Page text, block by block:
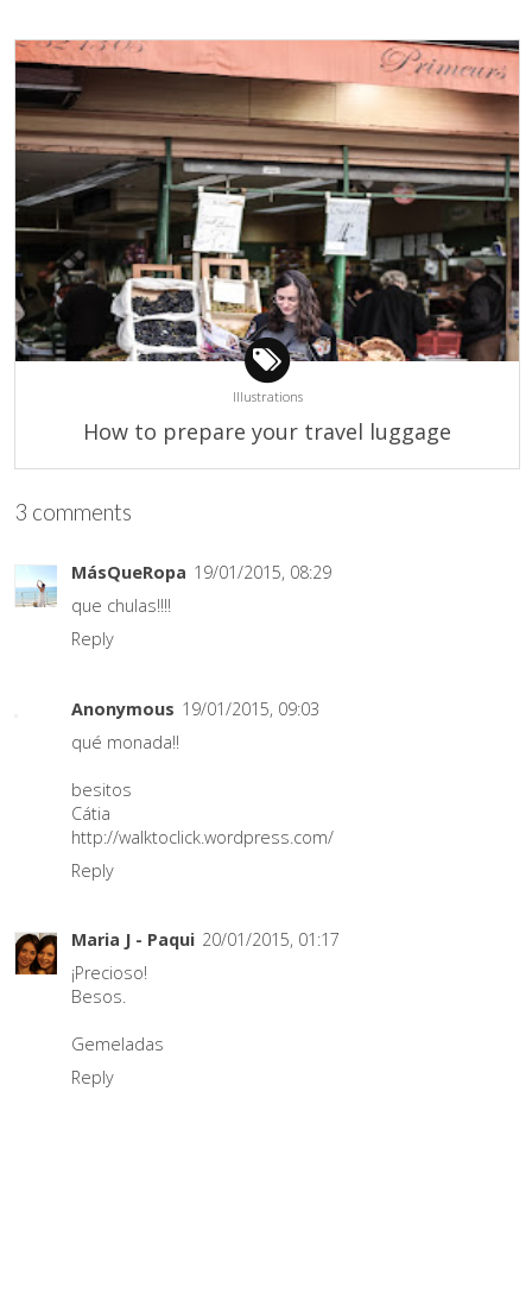
Illustrations
How to prepare your travel luggage
3 comments
MásQueRopa 19/01/2015, 08:29
que chulas!!!!
Reply
Anonymous 19/01/2015, 09:03
qué monada!!
besitos
Cátia
http://walktoclick.wordpress.com/
Reply
Maria J - Paqui 20/01/2015, 01:17
¡Precioso!
Besos.
Gemeladas
Reply